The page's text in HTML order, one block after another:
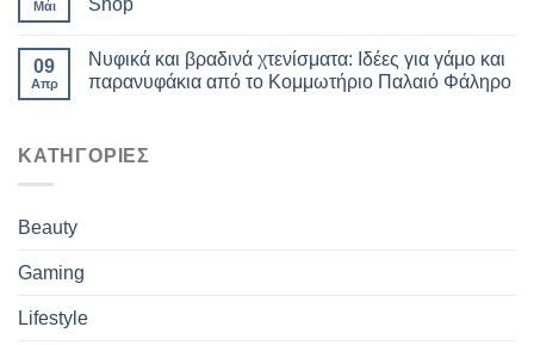
Μάι
09
Απρ
Νυφικά και βραδινά χτενίσματα: Ιδέες για γάμο και
παρανυφάκια από το Κομμωτήριο Παλαιό Φάληρο
ΚΑΤΗΓΟΡΙΕΣ
Beauty
Gaming
Lifestyle